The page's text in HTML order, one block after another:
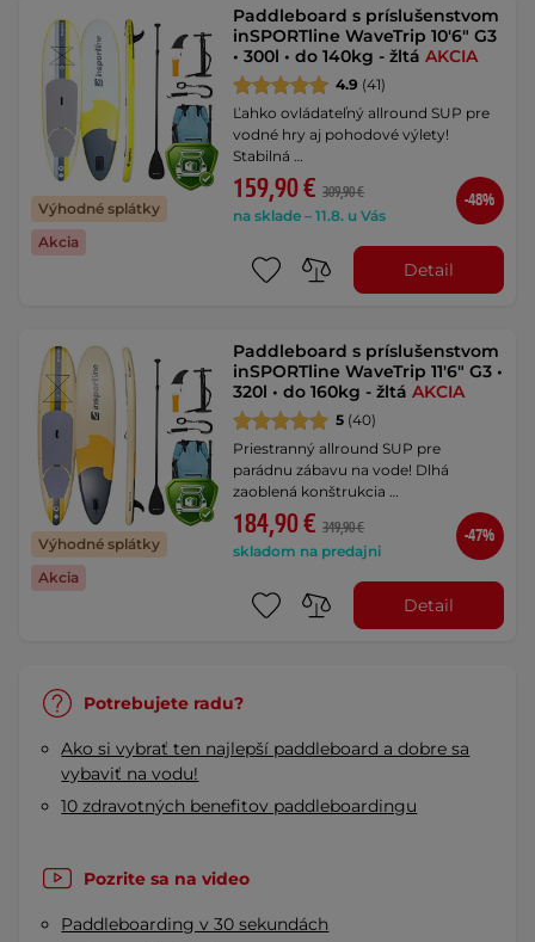
Výhodné splátky
Akcia
Paddleboard s príslušenstvom
inSPORTline WaveTrip 10'6" G3
• 300l • do 140kg - žltáAKCIA
4.9 (41)
Ľahko ovládateľný allround SUP pre
vodné hry aj pohodové výlety!
Stabilná …
159,90 € 309,90 €
na sklade – 11.8. u Vás
-48%
Detail
Výhodné splátky
Akcia
Paddleboard s príslušenstvom
inSPORTline WaveTrip 11'6" G3 •
320l • do 160kg - žltáAKCIA
5 (40)
Priestranný allround SUP pre
parádnu zábavu na vode! Dlhá
zaoblená konštrukcia …
184,90 € 349,90 €
skladom na predajni
-47%
Detail
Potrebujete radu?
Ako si vybrať ten najlepší paddleboard a dobre sa
vybaviť na vodu!
10 zdravotných benefitov paddleboardingu
Pozrite sa na video
Paddleboarding v 30 sekundách